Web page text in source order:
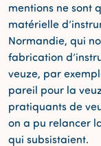
mentions ne sont
matérielle
Normandie, qui
fabrication
veuze, par
pareil pour la
pratiquants de
on a pu relancer
qui subsistaient.